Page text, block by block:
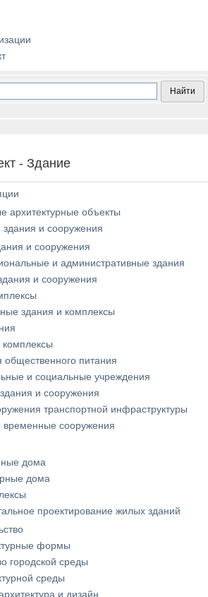
- Здание
архитектурные объекты
и сооружения
и сооружения
и административные здания
и сооружения
здания и комплексы
комплексы
общественного питания
и социальные учреждения
и сооружения
транспортной инфраструктуры
временные сооружения
дома
дома
проектирование жилых зданий
формы
городской среды
среды
и дизайн